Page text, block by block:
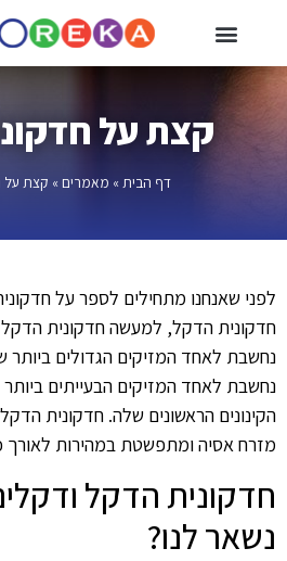
קצת על
דף הבית» מאמרים » קצת על
לפני שאנחנו מתחילים לספר על
חדקונית הדקל, למעשה חדקונית
נחשבת לאחד המזיקים הגדולים ביותר
נחשבת לאחד המזיקים הבעייתים
הקינונים הראשונים שלה. חדקונית
מזרח אסיה ומתפשטת במהירות לאורך
חדקונית הדקל
נשאר לנו?